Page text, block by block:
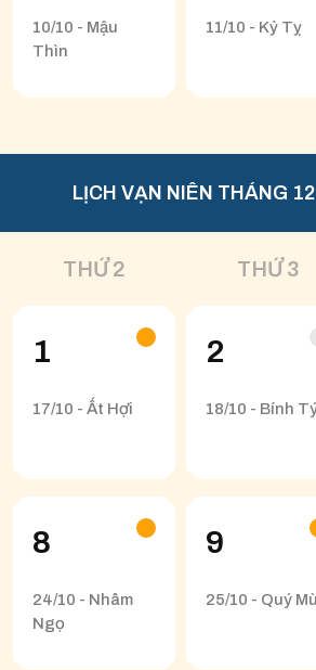
10/10 - Mậu
Thìn
11/10 - Kỷ Tỵ
LỊCH VẠN NIÊN THÁNG
THỨ 2 THỨ 3
1
17/10 - Ất Hợi
2
18/10 - Bính
8
24/10 - Nhâm
Ngọ
9
25/10 - Quý